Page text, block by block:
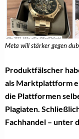
Meta will stärker gegen
Produktfälscher
als Marktplattform
die Plattformen
Plagiaten.
Fachhandel – unter